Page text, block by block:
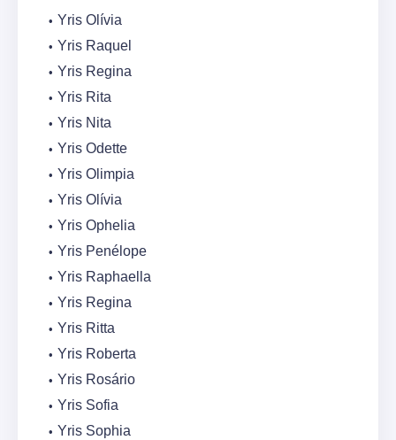
Yris Olívia
Yris Raquel
Yris Regina
Yris Rita
Yris Nita
Yris Odette
Yris Olimpia
Yris Olívia
Yris Ophelia
Yris Penélope
Yris Raphaella
Yris Regina
Yris Ritta
Yris Roberta
Yris Rosário
Yris Sofia
Yris Sophia